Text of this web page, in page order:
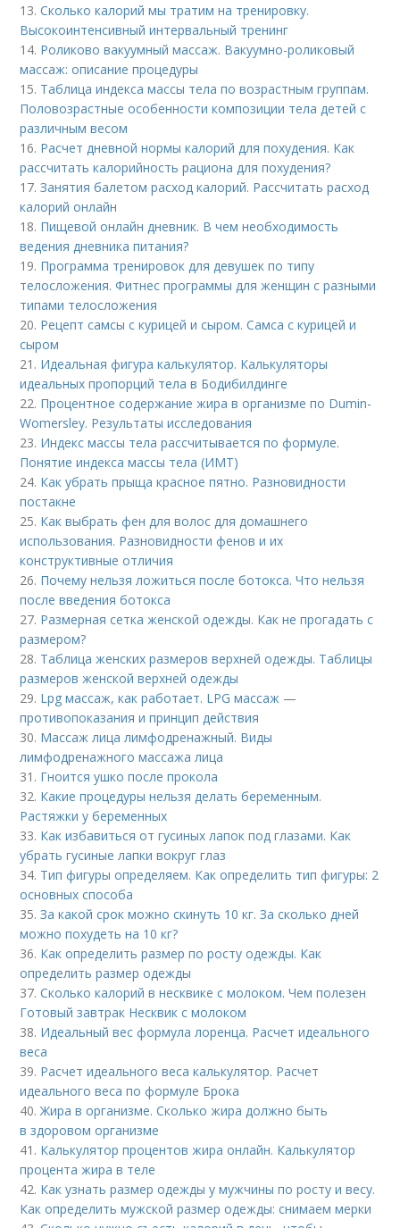
13.Сколько калорий мы тратим на тренировку.
Высокоинтенсивный интервальный тренинг
14. Роликово вакуумный массаж. Вакуумно-роликовый
массаж: описание процедуры
15. Таблица индекса массы тела по возрастным группам.
Половозрастные особенности композиции тела детей с
различным весом
16. Расчет дневной нормы калорий для похудения. Как
рассчитать калорийность рациона для похудения?
17.Занятия балетом расход калорий. Рассчитать расход
калорий онлайн
18. Пищевой онлайн дневник. В чем необходимость
ведения дневника питания?
19. Программа тренировок для девушек по типу
телосложения. Фитнес программы для женщин с разными
типами телосложения
20. Рецепт самсы с курицей и сыром. Самса с курицей и
сыром
21. Идеальная фигура калькулятор. Калькуляторы
идеальных пропорций тела в Бодибилдинге
22. Процентное содержание жира в организме по Dumin-
Womersley. Результаты исследования
23. Индекс массы тела рассчитывается по формуле.
Понятие индекса массы тела (ИМТ)
24. Как убрать прыща красное пятно. Разновидности
постакне
25. Как выбрать фен для волос для домашнего
использования. Разновидности фенов и их
конструктивные отличия
26. Почему нельзя ложиться после ботокса. Что нельзя
после введения ботокса
27. Размерная сетка женской одежды. Как не прогадать с
размером?
28. Таблица женских размеров верхней одежды. Таблицы
размеров женской верхней одежды
29. Lpg массаж, как работает. LPG массаж —
противопоказания и принцип действия
30. Массаж лица лимфодренажный. Виды
лимфодренажного массажа лица
31. Гноится ушко после прокола
32. Какие процедуры нельзя делать беременным.
Растяжки у беременных
33. Как избавиться от гусиных лапок под глазами. Как
убрать гусиные лапки вокруг глаз
34. Тип фигуры определяем. Как определить тип фигуры: 2
основных способа
35.За какой срок можно скинуть 10 кг. За сколько дней
можно похудеть на 10 кг?
36. Как определить размер по росту одежды. Как
определить размер одежды
37.Сколько калорий в несквике с молоком. Чем полезен
Готовый завтрак Несквик с молоком
38. Идеальный вес формула лоренца. Расчет идеального
веса
39. Расчет идеального веса калькулятор. Расчет
идеального веса по формуле Брока
40.Жира в организме. Сколько жира должно быть
в здоровом организме
41. Калькулятор процентов жира онлайн. Калькулятор
процента жира в теле
42. Как узнать размер одежды у мужчины по росту и весу.
Как определить мужской размер одежды: снимаем мерки